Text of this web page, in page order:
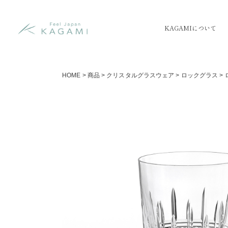
KAGAMIについて
HOME > 商品 > クリスタルグラスウェア > ロックグラス >